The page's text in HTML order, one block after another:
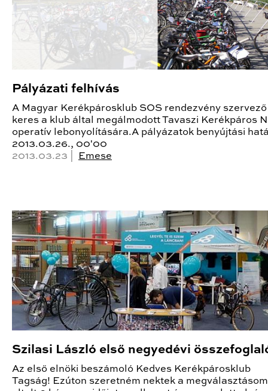
Pályázati felhívás
A Magyar Kerékpárosklub SOS rendezvény
keres a klub által megálmodott Tavaszi Kerékpáros
operatív lebonyolítására.A pályázatok benyújtási
2013.03.26., 00'00
2013.03.23 |
Emese
Szilasi László első negyedévi
Az első elnöki beszámoló Kedves Kerékpárosklub
Tagság! Ezúton szeretném nektek a